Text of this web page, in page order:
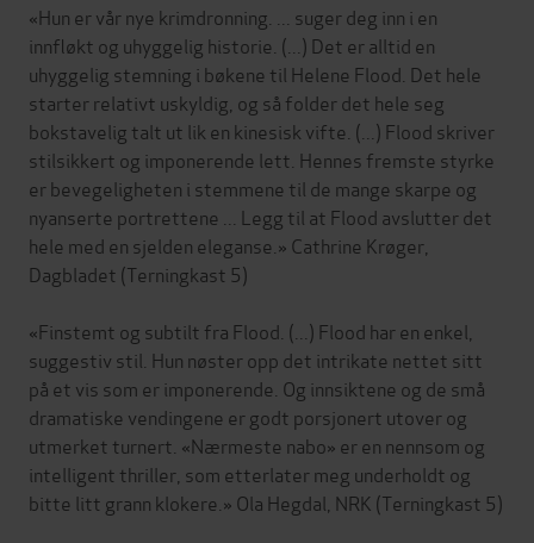
«Hun er vår nye krimdronning. ... suger deg inn i en
innfløkt og uhyggelig historie. (...) Det er alltid en
uhyggelig stemning i bøkene til Helene Flood. Det hele
starter relativt uskyldig, og så folder det hele seg
bokstavelig talt ut lik en kinesisk vifte. (...) Flood skriver
stilsikkert og imponerende lett. Hennes fremste styrke
er bevegeligheten i stemmene til de mange skarpe og
nyanserte portrettene ... Legg til at Flood avslutter det
hele med en sjelden eleganse.» Cathrine Krøger,
Dagbladet (Terningkast 5)
«Finstemt og subtilt fra Flood. (...) Flood har en enkel,
suggestiv stil. Hun nøster opp det intrikate nettet sitt
på et vis som er imponerende. Og innsiktene og de små
dramatiske vendingene er godt porsjonert utover og
utmerket turnert. «Nærmeste nabo» er en nennsom og
intelligent thriller, som etterlater meg underholdt og
bitte litt grann klokere.» Ola Hegdal, NRK (Terningkast 5)